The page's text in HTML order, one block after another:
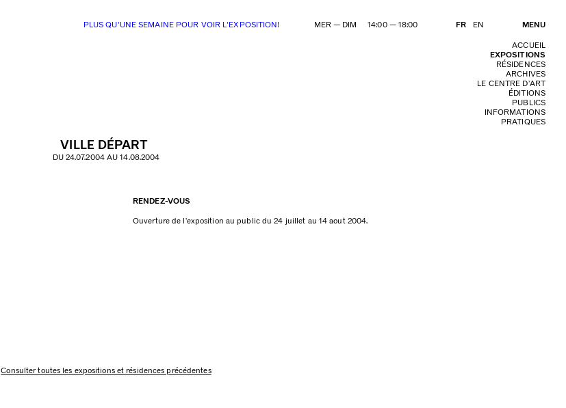
PLUS QU'UNE SEMAINE POUR VOIR L'EXPOSITION! MER — DIM 14:00 — 18:00 FR EN MENU
ACCUEIL
EXPOSITIONS
RÉSIDENCES
ARCHIVES
LE CENTRE D’ART
ÉDITIONS
PUBLICS
INFORMATIONS
PRATIQUES
VILLE DÉPART
DU 24.07.2004 AU 14.08.2004
RENDEZ-VOUS
Ouverture de l’exposition au public du 24 juillet au 14 aout 2004.
Consulter toutes les expositions et résidences précédentes